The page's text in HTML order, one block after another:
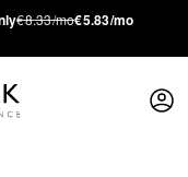
€8.33/mo€5.83/mo